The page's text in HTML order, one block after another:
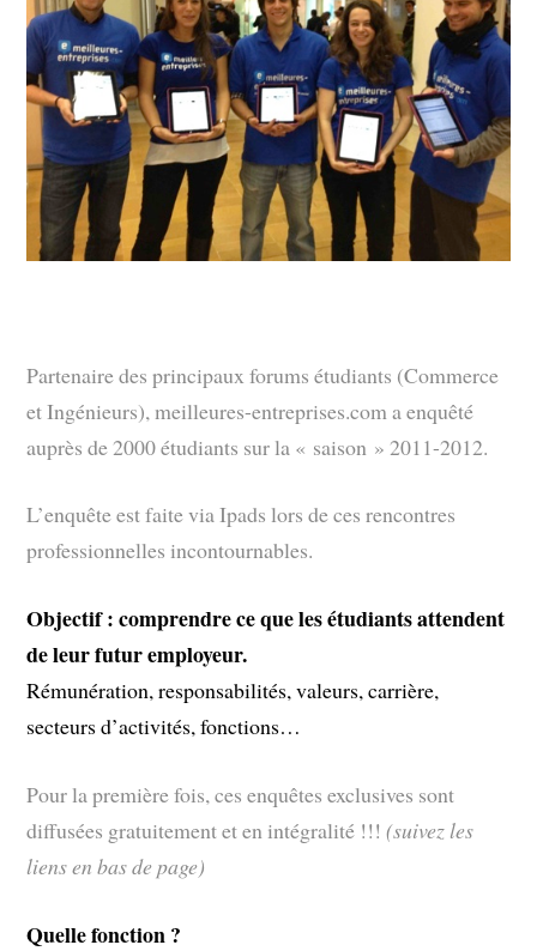
Partenaire des principaux forums étudiants (Commerce
et Ingénieurs), meilleures-entreprises.com a enquêté
auprès de 2000 étudiants sur la « saison » 2011-2012.
L’enquête est faite via Ipads lors de ces rencontres
professionnelles incontournables.
Objectif : comprendre ce que les étudiants attendent
de leur futur employeur.
Rémunération, responsabilités, valeurs, carrière,
secteurs d’activités, fonctions…
Pour la première fois, ces enquêtes exclusives sont
diffusées gratuitement et en intégralité !!!(suivez les
liens en bas de page)
Quelle fonction ?